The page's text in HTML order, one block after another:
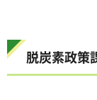
脱炭素政策